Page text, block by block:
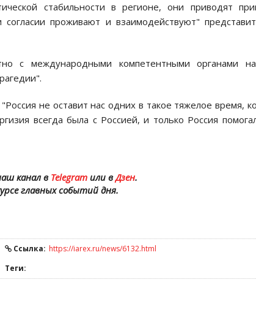
стабильности в регионе, они приводят
проживают и взаимодействуют"
с международными компетентными органами
не оставит нас одних в такое тяжелое время,
всегда была с Россией, и только Россия
канал в Telegramили вДзен.
главных событий дня.
Ссылка: https://iarex.ru/news/6132.html
Теги: